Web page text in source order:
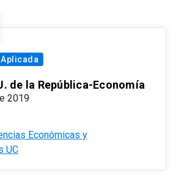
de la República-Economía
2019
Económicas y
UC